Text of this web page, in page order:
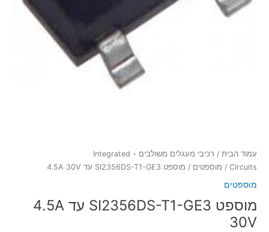
עמוד הבית /
רכיבי מעגלים משולבים - Integrated
Circuits
/ מוספטים / מוספט SI2356DS-T1-GE3 עד 4.5A 30V
מוספטים
מוספט SI2356DS-T1-GE3 עד 4.5A
30V